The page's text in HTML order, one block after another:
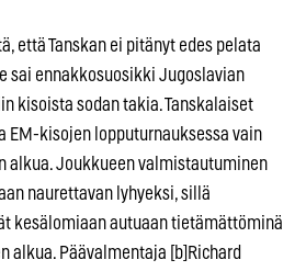
että Tanskan ei pitänyt edes pelata
sai ennakkosuosikki Jugoslavian
kisoista sodan takia. Tanskalaiset
EM-kisojen lopputurnauksessa vain
alkua. Joukkueen valmistautuminen
naurettavan lyhyeksi, sillä
kesälomiaan autuaan tietämättöminä
alkua. Päävalmentaja [b]Richard